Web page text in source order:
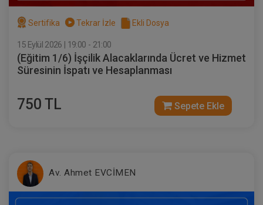
Sertifika Tekrar İzle Ekli Dosya
15 Eylül 2026 | 19:00 - 21:00
(Eğitim 1/6) İşçilik Alacaklarında Ücret ve Hizmet
Süresinin İspatı ve Hesaplanması
750 TL Sepete Ekle
Av. Ahmet EVCİMEN